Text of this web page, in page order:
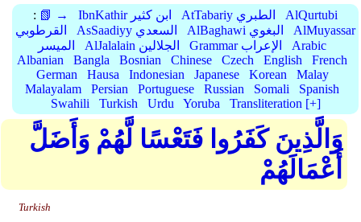
: 📗 → IbnKathir ابن كثير AtTabariy الطبري
AlQurtubi
القرطوبي
AsSaadiyy السعدي AlBaghawi البغوي
AlMuyassar
الميسر
AlJalalain الجلالين Grammar الإعراب
Arabic
Albanian
Bangla Bosnian Chinese Czech English
French
German
Hausa Indonesian Japanese Korean
Malay
Malayalam
Persian Portuguese Russian Somali
Spanish
Swahili
Turkish Urdu Yoruba Transliteration [+]
وَالَّذِينَ كَفَرُوا فَتَعْسًا لَّهُمْ وَأَضَلَّ
أَعْمَالَهُمْ
Turkish